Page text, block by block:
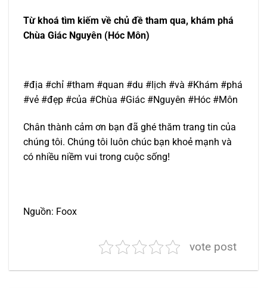
Từ khoá tìm kiếm về chủ đề tham qua, khám phá
Chùa Giác Nguyên (Hóc Môn)
#địa #chỉ #tham #quan #du #lịch #và #Khám #phá
#vẻ #đẹp #của #Chùa #Giác #Nguyên #Hóc #Môn
Chân thành cảm ơn bạn đã ghé thăm trang tin của
chúng tôi. Chúng tôi luôn chúc bạn khoẻ mạnh và
có nhiều niềm vui trong cuộc sống!
Nguồn: Foox
vote post